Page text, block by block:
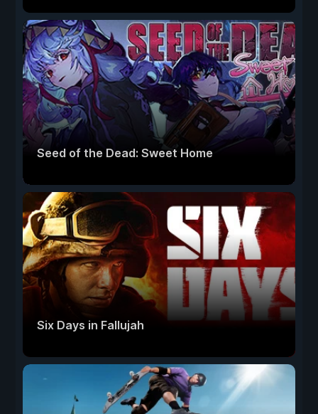
Seed of the Dead: Sweet Home
Six Days in Fallujah